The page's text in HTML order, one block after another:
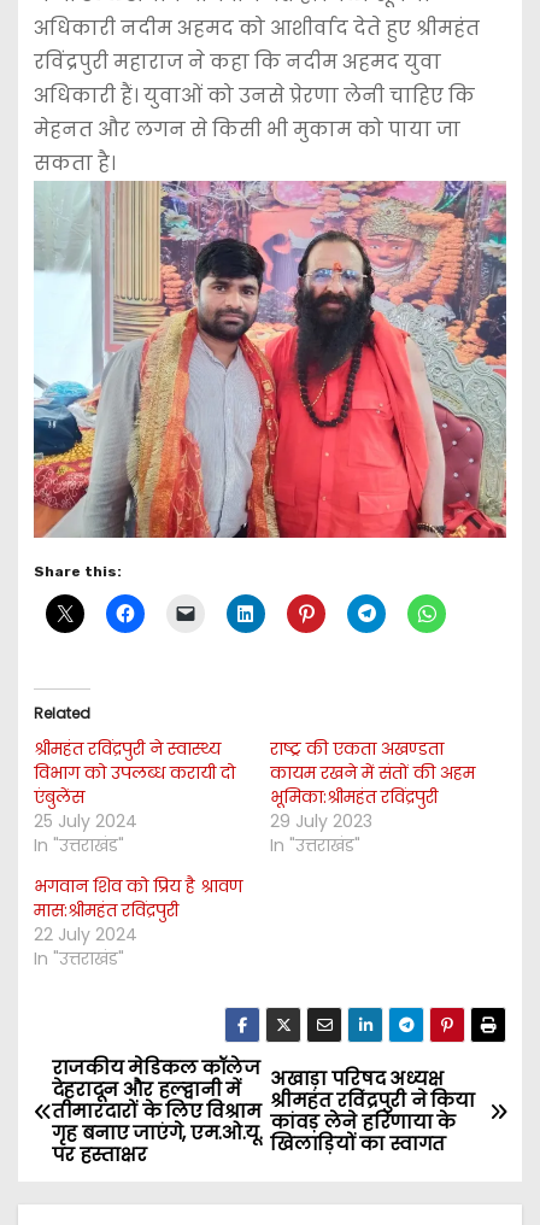
अधिकारी नदीम अहमद को आशीर्वाद देते हुए श्रीमहंत
रविंद्रपुरी महाराज ने कहा कि नदीम अहमद युवा
अधिकारी हैं। युवाओं को उनसे प्रेरणा लेनी चाहिए कि
मेहनत और लगन से किसी भी मुकाम को पाया जा
सकता है।
Share this:
Related
श्रीमहंत रविंद्रपुरी ने स्वास्थ्य
विभाग को उपलब्ध करायी दो
एंबुलेंस
25 July 2024
In "उत्तराखंड"
राष्ट्र की एकता अखण्डता
कायम रखने में संतों की अहम
भूमिका:श्रीमहंत रविंद्रपुरी
29 July 2023
In "उत्तराखंड"
भगवान शिव को प्रिय है श्रावण
मास:श्रीमहंत रविंद्रपुरी
22 July 2024
In "उत्तराखंड"
P
o
अखाड़ा परिषद अध्यक्ष
श्रीमहंत रविंद्रपुरी ने किया
कांवड़ लेने हरिणाया के
खिलाड़ियों का स्वागत
राजकीय मेडिकल कॉलेज
देहरादून और हल्द्वानी में
तीमारदारों के लिए विश्राम
गृह बनाए जाएंगे, एम.ओ.यू.
पर हस्ताक्षर